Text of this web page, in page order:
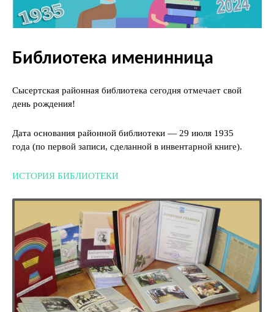
Библиотека именинница
Сысертская районная библиотека сегодня отмечает свой
день рождения!
Дата основания районной библиотеки — 29 июля 1935
года (по первой записи, сделанной в инвентарной книге).
ИСТОРИЯ БИБЛИОТЕКИ